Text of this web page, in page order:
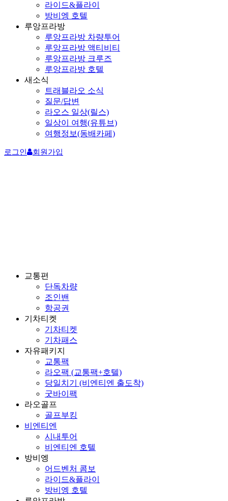
라이드&플라이
방비엥 호텔
루앙프라방
루앙프라방 차량투어
루앙프라방 액티비티
루앙프라방 크루즈
루앙프라방 호텔
새소식
트래블라오 소식
질문/답변
라오스 일상(릴스)
일상이 여행(유튜브)
여행정보(동배카페)
로그인 회원가입
교통편
단독차량
조인밴
항공권
기차티켓
기차티켓
기차패스
자유패키지
교통팩
라오팩 (교통팩+호텔)
당일치기 (비엔티엔 출도착)
굿바이팩
라오골프
골프부킹
비엔티엔
시내투어
비엔티엔 호텔
방비엥
어드벤처 콤보
라이드&플라이
방비엥 호텔